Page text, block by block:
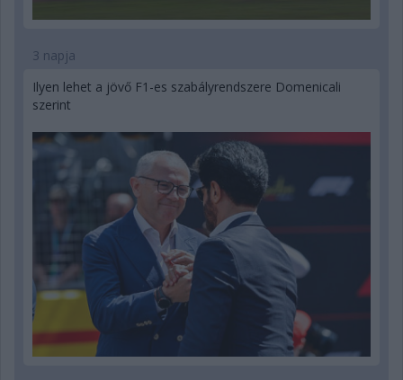
3 napja
Ilyen lehet a jövő F1-es szabályrendszere Domenicali
szerint